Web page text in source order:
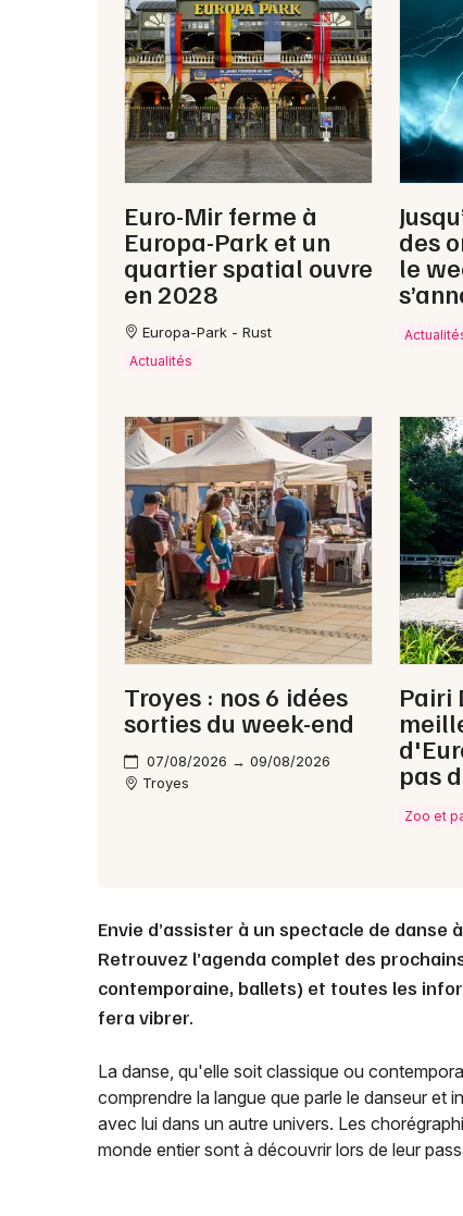
Euro-Mir ferme à
Europa-Park et un
quartier spatial ouvre
en 2028
Europa-Park - Rust
Actualités
des
le
Troyes : nos 6 idées
sorties du week-end
07/08/2026 → 09/08/2026
Troyes
Pairi
pas
Zoo et
Envie d’assister à un spectacle de danse à
Retrouvez l’agenda complet des
contemporaine, ballets) et toutes les
fera vibrer.
La danse, qu'elle soit classique ou
comprendre la langue que parle le danseur et
avec lui dans un autre univers. Les
monde entier sont à découvrir lors de leur